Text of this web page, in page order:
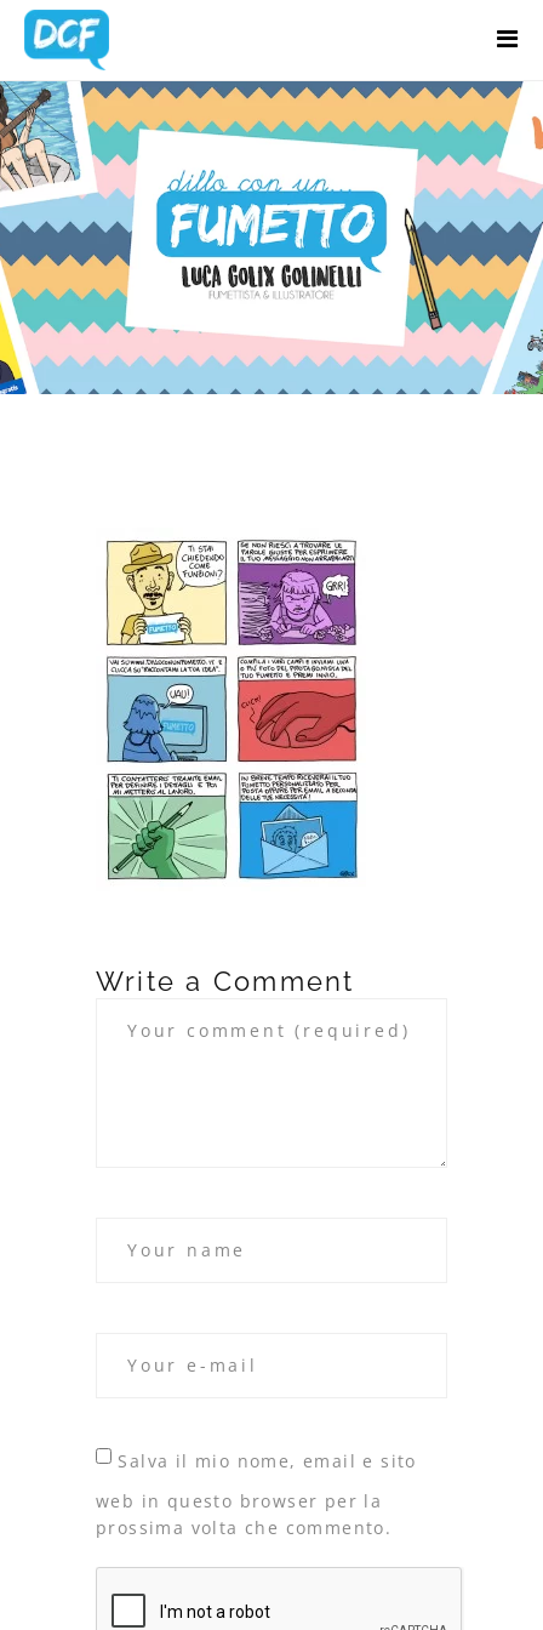
Home
Chi Sono
Regali Creativi
Lavora con me
Portfolio
Blog
Contatti
RACCONTAMI-
UNIDEA17
Write a Comment
Salva il mio nome, email e sito
web in questo browser per la
prossima volta che commento.